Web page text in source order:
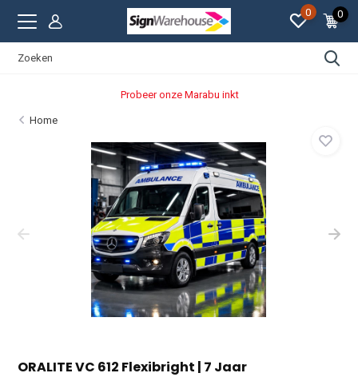
0 0
Probeer onze Marabu inkt
Home
ORALITE VC 612 Flexibright | 7 Jaar